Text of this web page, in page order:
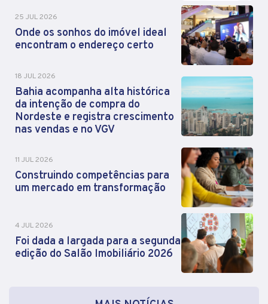
25 JUL 2026
Onde os sonhos do imóvel ideal
encontram o endereço certo
18 JUL 2026
Bahia acompanha alta histórica
da intenção de compra do
Nordeste e registra crescimento
nas vendas e no VGV
11 JUL 2026
Construindo competências para
um mercado em transformação
4 JUL 2026
Foi dada a largada para a segunda
edição do Salão Imobiliário 2026